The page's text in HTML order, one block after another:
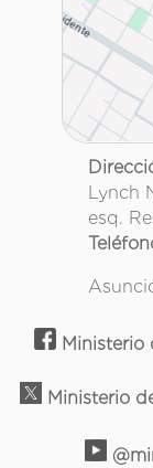
Lynch
esq.
Ministerio
Ministerio